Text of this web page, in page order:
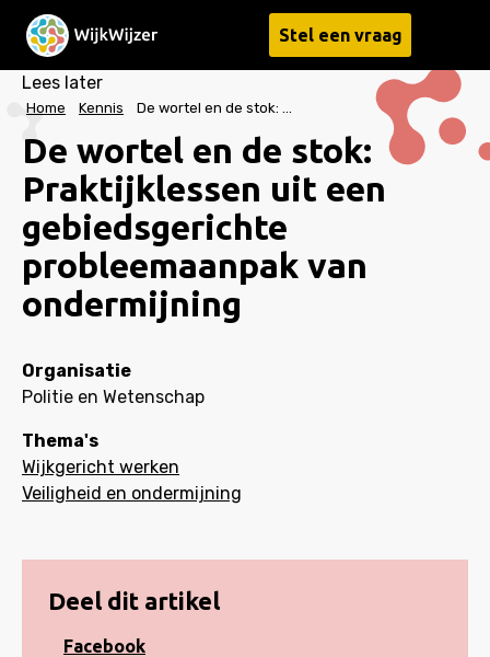
Stel een vraag
Home Kennis De wortel en de stok: Praktijklessen uit een gebiedsgerichte probleemaanpak van ondermijning
Lees later
De wortel en de stok:
Praktijklessen uit een
gebiedsgerichte
probleemaanpak van
ondermijning
Organisatie
Politie en Wetenschap
Thema's
Wijkgericht werken
Veiligheid en ondermijning
Deel dit artikel
Share
Facebook